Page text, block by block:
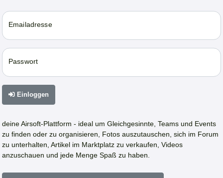
Emailadresse
Passwort
Einloggen
deine Airsoft-Plattform - ideal um Gleichgesinnte, Teams und Events
zu finden oder zu organisieren, Fotos auszutauschen, sich im Forum
zu unterhalten, Artikel im Marktplatz zu verkaufen, Videos
anzuschauen und jede Menge Spaß zu haben.